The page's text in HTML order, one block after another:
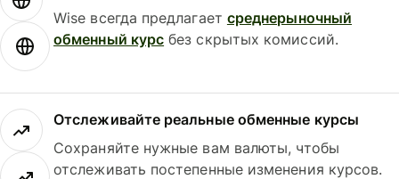
Wise всегда предлагает среднерыночный
обменный курс без скрытых комиссий.
Отслеживайте реальные обменные курсы
Сохраняйте нужные вам валюты, чтобы
отслеживать постепенные изменения курсов.